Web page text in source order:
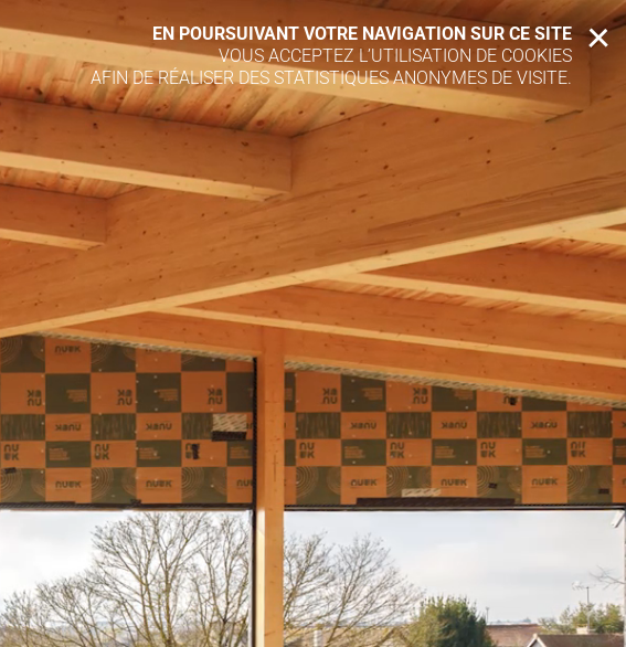
EN POURSUIVANT VOTRE NAVIGATION SUR CE SITE
VOUS ACCEPTEZ L’UTILISATION DE COOKIES
AFIN DE RÉALISER DES STATISTIQUES ANONYMES DE VISITE.
X